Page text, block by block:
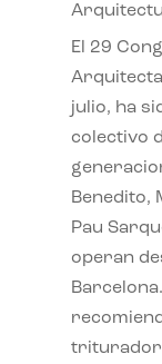
El 29
julio, ha
colectivo
Benedito,
Pau
operan